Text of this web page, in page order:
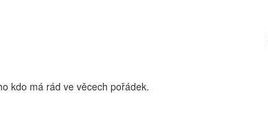
kdo má rád ve věcech pořádek.